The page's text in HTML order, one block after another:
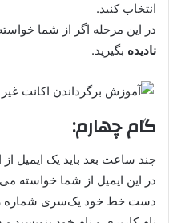
انتخاب کنید.
در این مرحله اگر از شما
نادیده بگیرید.
گام چهارم:
چند ساعت بعد باید یک ایمیل از
در این ایمیل از شما خواسته
دست خط خود یک‌سری شماره را